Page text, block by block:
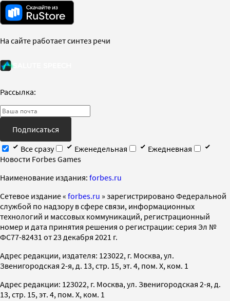
На сайте работает синтез речи
Рассылка:
Подписаться
Все сразу
Еженедельная
Ежедневная
Новости Forbes Games
Наименование издания: forbes.ru
Cетевое издание « forbes.ru » зарегистрировано Федеральной
службой по надзору в сфере связи, информационных
технологий и массовых коммуникаций, регистрационный
номер и дата принятия решения о регистрации: серия Эл №
ФС77-82431 от 23 декабря 2021 г.
Адрес редакции, издателя: 123022, г. Москва, ул.
Звенигородская 2-я, д. 13, стр. 15, эт. 4, пом. X, ком. 1
Адрес редакции: 123022, г. Москва, ул. Звенигородская 2-я, д.
13, стр. 15, эт. 4, пом. X, ком. 1